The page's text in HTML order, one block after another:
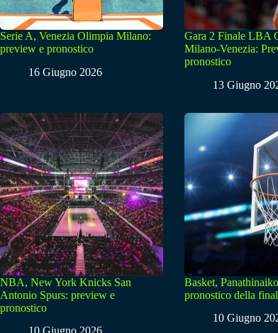
Serie A, Venezia Olimpia Milano:
preview e pronostico
16 Giugno 2026
Gara 2 Finale LBA
Milano-Venezia:
pronostico
13 Giugno
NBA, New York Knicks San
Antonio Spurs: preview e
pronostico
Basket,
pronostico della
10 Giugno